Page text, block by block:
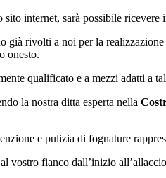
internet, sarà possibile
rivolti a noi per la
onesto.
qualificato e a mezzi adatti a
la nostra ditta esperta nella
e pulizia di fognature
vostro fianco dall’inizio